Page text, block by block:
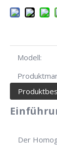
Modell:
Der